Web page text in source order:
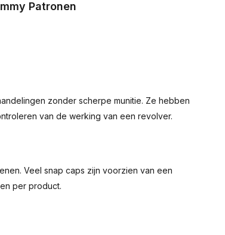
Patronen
zonder scherpe munitie. Ze hebben
van de werking van een revolver.
Veel snap caps zijn voorzien van een
per product.